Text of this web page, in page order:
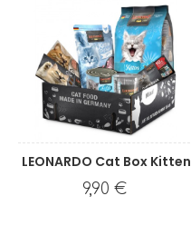
LEONARDO Cat Box Kitten
9,90 €